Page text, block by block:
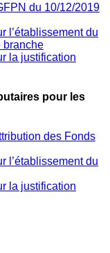
du 10/12/2019
l’établissement du
branche
la justification
pour les
des Fonds
l’établissement du
la justification